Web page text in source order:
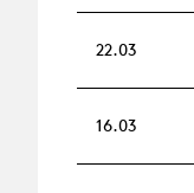
22.03
16.03